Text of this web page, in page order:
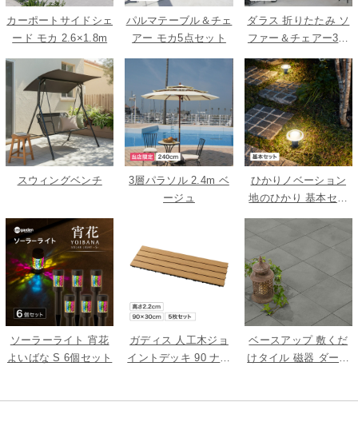
カーポートサイドシェ
ード モカ 2.6×1.8m
パルマテーブル＆チェ
アー モカ5点セット
ダラス 折りたたみ ソ
ファー＆チェアー3点
スウィングベンチ
3層パラソル 2.4m ベ
ージュ
ひかりノベーション
地のひかり 基本セッ
ト
ソーラーライト 宵花
よいばな S 6個セット
ガディス 人工木ジョ
イントデッキ 90 ナチ
ベースアップ 敷くだ
けタイル 磁器 ダーク